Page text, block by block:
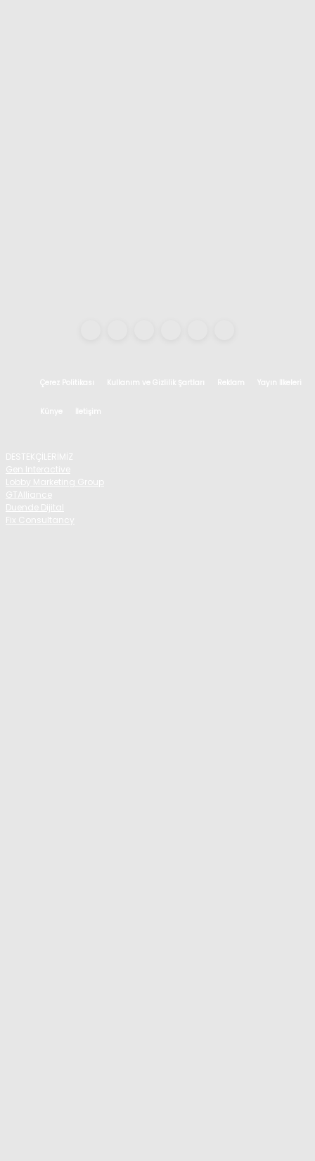
Çerez Politikası Kullanım ve Gizlilik Şartları Reklam Yayın İlkeleri
Künye İletişim
DESTEKÇİLERİMİZ
Gen Interactive
Lobby Marketing Group
GTAlliance
Duende Dijital
Fix Consultancy